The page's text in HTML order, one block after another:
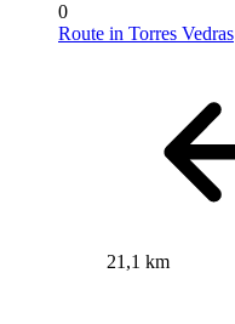
0
Route in Torres Vedras
21,1 km